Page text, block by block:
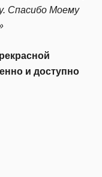
Спасибо Моему
и доступно